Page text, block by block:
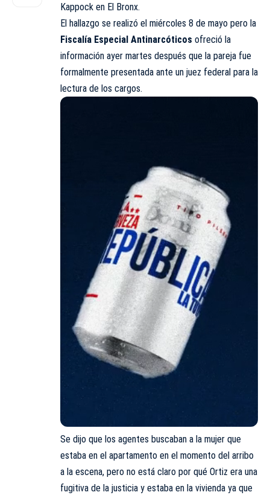
Kappock en El Bronx.
El hallazgo se realizó el miércoles 8 de mayo pero la
Fiscalía Especial Antinarcóticos ofreció la
información ayer martes después que la pareja fue
formalmente presentada ante un juez federal para la
lectura de los cargos.
Se dijo que los agentes buscaban a la mujer que
estaba en el apartamento en el momento del arribo
a la escena, pero no está claro por qué Ortiz era una
fugitiva de la justicia y estaba en la vivienda ya que